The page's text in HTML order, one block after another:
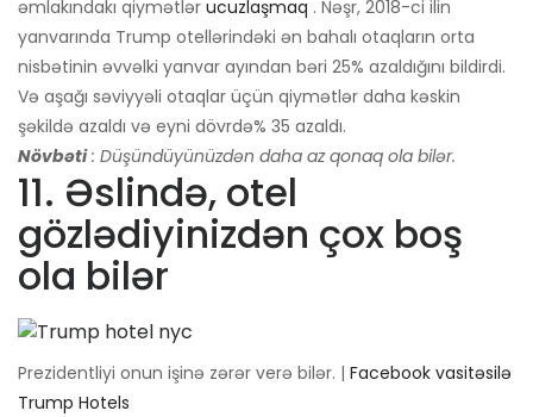
əmlakındakı qiymətlər ucuzlaşmaq . Nəşr, 2018-ci ilin
yanvarında Trump otellərindəki ən bahalı otaqların orta
nisbətinin əvvəlki yanvar ayından bəri 25% azaldığını bildirdi.
Və aşağı səviyyəli otaqlar üçün qiymətlər daha kəskin
şəkildə azaldı və eyni dövrdə% 35 azaldı.
Növbəti : Düşündüyünüzdən daha az qonaq ola bilər.
11. Əslində, otel
gözlədiyinizdən çox boş
ola bilər
Prezidentliyi onun işinə zərər verə bilər. | Facebook vasitəsilə
Trump Hotels